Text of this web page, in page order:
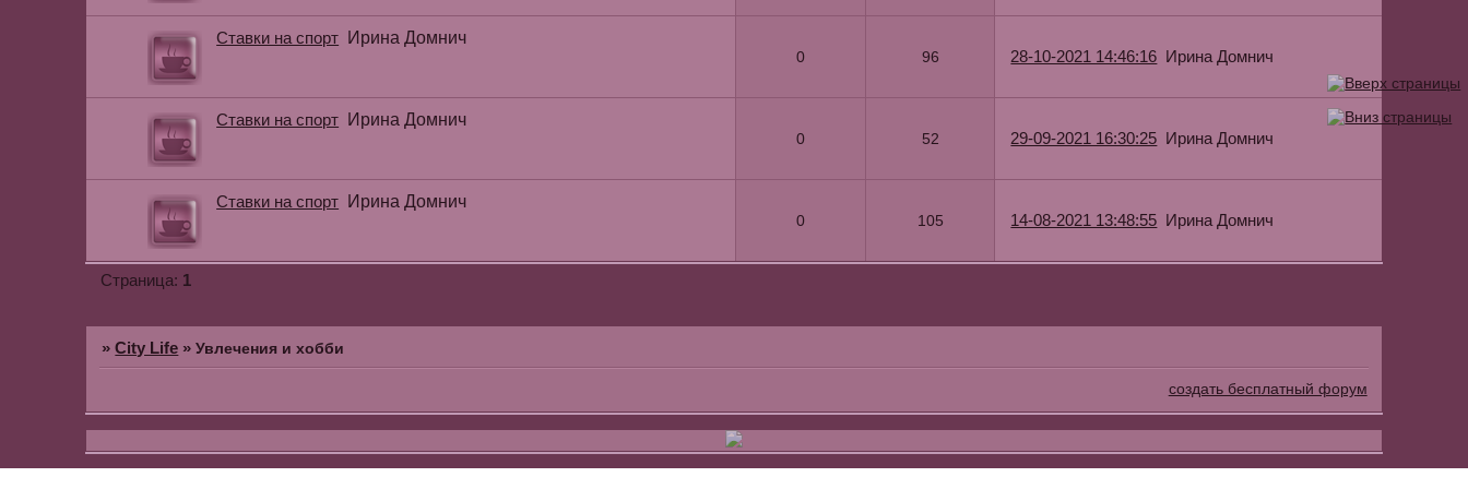
Ставки на спорт Ирина Домнич
0 96 28-10-2021 14:46:16 Ирина Домнич
Ставки на спорт Ирина Домнич
0 52 29-09-2021 16:30:25 Ирина Домнич
Ставки на спорт Ирина Домнич
0 105 14-08-2021 13:48:55 Ирина Домнич
Страница: 1
»City Life »Увлечения и хобби
создать бесплатный форум